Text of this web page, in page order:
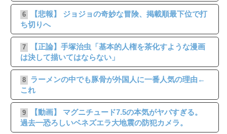
6
【悲報】 ジョジョの奇妙な冒険、掲載順最下位で打
ち切りへ
7
【正論】手塚治虫「基本的人権を茶化すような漫画
は決して描いてはならない」
8
ラーメンの中でも豚骨が外国人に一番人気の理由←
これ
9
【動画】 マグニチュード7.5の本気がヤバすぎる。
過去一恐ろしいベネズエラ大地震の防犯カメラ。